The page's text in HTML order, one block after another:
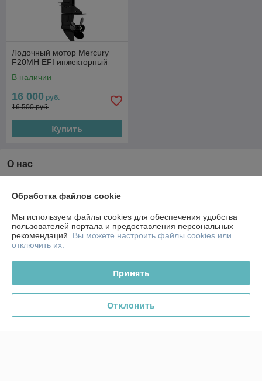
Лодочный мотор Mercury
F20MH EFI инжекторный
В наличии
16 000 руб.
16 500 руб.
Купить
О нас
Менее 5 отзывов за последний год
Компания продает наDeal.by
Работает с 14.10.2013
Сегодня работает с 09:00 до 18:00
Обработка файлов cookie
Мы используем файлы cookies для обеспечения удобства
пользователей портала и предоставления персональных
рекомендаций. Вы можете настроить файлы cookies или
отключить их.
Принять
Отклонить